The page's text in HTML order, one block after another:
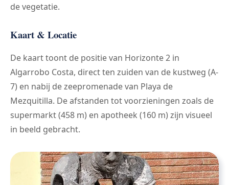
de vegetatie.
Kaart & Locatie
De kaart toont de positie van Horizonte 2 in
Algarrobo Costa, direct ten zuiden van de kustweg (A-
7) en nabij de zeepromenade van Playa de
Mezquitilla. De afstanden tot voorzieningen zoals de
supermarkt (458 m) en apotheek (160 m) zijn visueel
in beeld gebracht.